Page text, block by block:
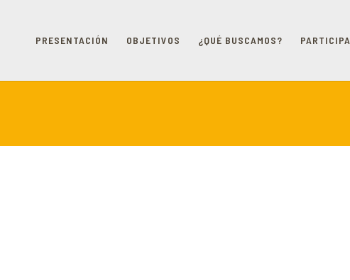
PRESENTACIÓN OBJETIVOS ¿QUÉ BUSCAMOS? PARTICIPA